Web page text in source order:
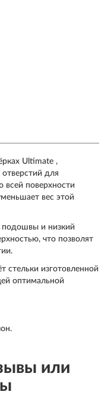
Ultimate ,
для
всей поверхности
вес этой
подошвы и низкий
что позволят
стельки изготовленной
оптимальной
или